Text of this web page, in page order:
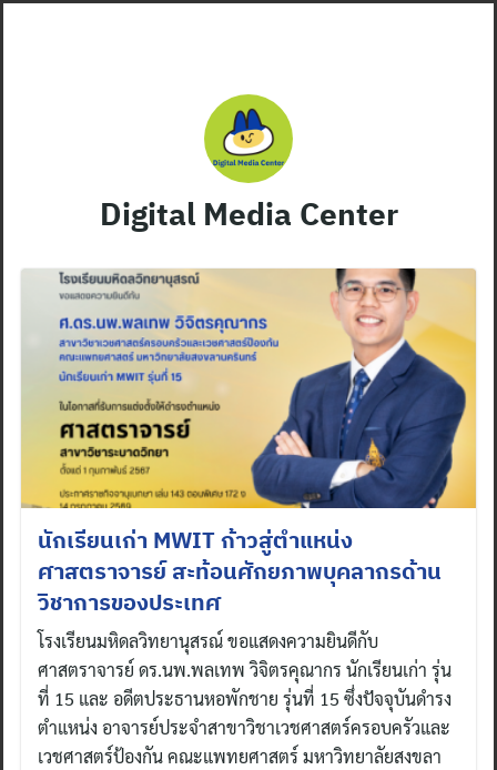
Digital Media Center
นักเรียนเก่า MWIT ก้าวสู่ตำแหน่ง
ศาสตราจารย์ สะท้อนศักยภาพบุคลากรด้าน
วิชาการของประเทศ
โรงเรียนมหิดลวิทยานุสรณ์ ขอแสดงความยินดีกับ
ศาสตราจารย์ ดร.นพ.พลเทพ วิจิตรคุณากร นักเรียนเก่า รุ่น
ที่ 15 และ อดีตประธานหอพักชาย รุ่นที่ 15 ซึ่งปัจจุบันดำรง
ตำแหน่ง อาจารย์ประจำสาขาวิชาเวชศาสตร์ครอบครัวและ
เวชศาสตร์ป้องกัน คณะแพทยศาสตร์ มหาวิทยาลัยสงขลา